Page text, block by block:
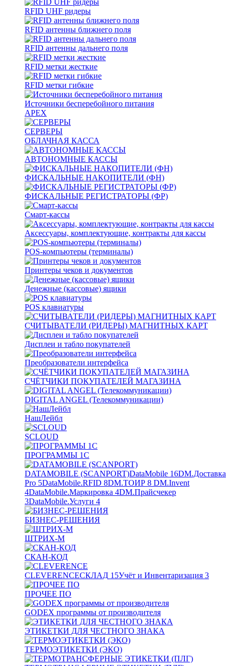
RFID UHF ридеры
RFID антенны ближнего поля
RFID антенны дальнего поля
RFID метки жесткие
RFID метки гибкие
Источники бесперебойного питания
APEX
СЕРВЕРЫ
ОБЛАЧНАЯ КАССА
АВТОНОМНЫЕ КАССЫ
ФИСКАЛЬНЫЕ НАКОПИТЕЛИ (ФН)
ФИСКАЛЬНЫЕ РЕГИСТРАТОРЫ (ФР)
Смарт-кассы
Аксессуары, комплектующие, контракты для кассы
POS-компьютеры (терминалы)
Принтеры чеков и документов
Денежные (кассовые) ящики
POS клавиатуры
СЧИТЫВАТЕЛИ (РИДЕРЫ) МАГНИТНЫХ КАРТ
Дисплеи и табло покупателей
Преобразователи интерфейса
СЧЁТЧИКИ ПОКУПАТЕЛЕЙ МАГАЗИНА
DIGITAL ANGEL (Телекоммуникации)
НашЛейбл
SCLOUD
ПРОГРАММЫ 1С
DATAMOBILE (SCANPORT)DataMobile 16DM.Доставка
Pro 5DataMobile.RFID 8DM.ТОИР 8 DM.Invent
4DataMobile.Маркировка 4DM.Прайсчекер
3DataMobile.Услуги 4
БИЗНЕС-РЕШЕНИЯ
ШТРИХ-М
СКАН-КОД
CLEVERENCEСКЛАД 15Учёт и Инвентаризация 3
ПРОЧЕЕ ПО
GODEX программы от производителя
ЭТИКЕТКИ ДЛЯ ЧЕСТНОГО ЗНАКА
ТЕРМОЭТИКЕТКИ (ЭКО)